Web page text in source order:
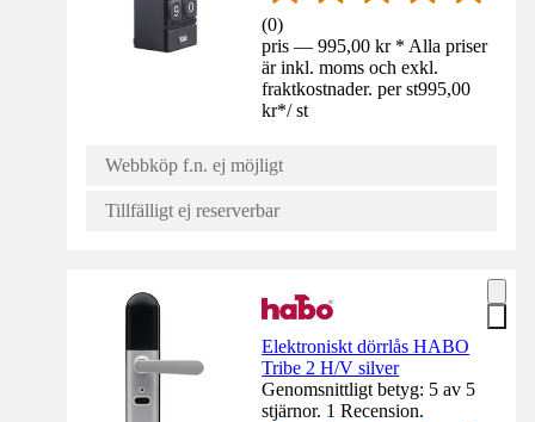
(0)
pris — 995,00 kr * Alla priser
är inkl. moms och exkl.
fraktkostnader. per st995,00
kr*/ st
Webbköp f.n. ej möjligt
Tillfälligt ej reserverbar
Elektroniskt dörrlås HABO
Tribe 2 H/V silver
Genomsnittligt betyg: 5 av 5
stjärnor. 1 Recension.